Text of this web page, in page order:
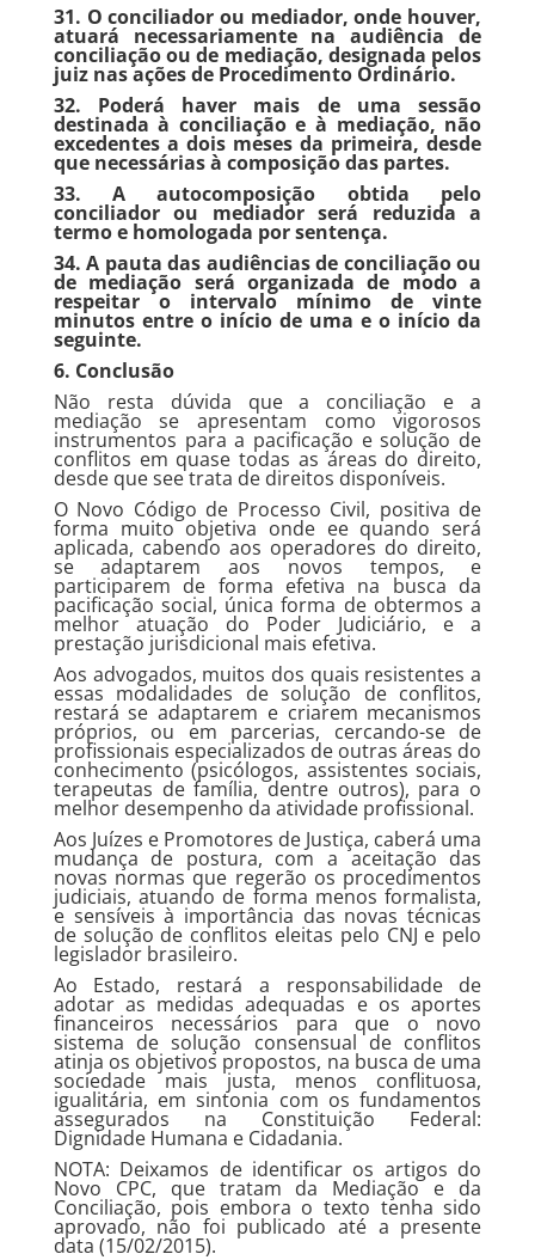
31. O conciliador ou mediador, onde houver,
atuará necessariamente na audiência de
conciliação ou de mediação, designada pelos
juiz nas ações de Procedimento Ordinário.
32. Poderá haver mais de uma sessão
destinada à conciliação e à mediação, não
excedentes a dois meses da primeira, desde
que necessárias à composição das partes.
33. A autocomposição obtida pelo
conciliador ou mediador será reduzida a
termo e homologada por sentença.
34. A pauta das audiências de conciliação ou
de mediação será organizada de modo a
respeitar o intervalo mínimo de vinte
minutos entre o início de uma e o início da
seguinte.
6. Conclusão
Não resta dúvida que a conciliação e a
mediação se apresentam como vigorosos
instrumentos para a pacificação e solução de
conflitos em quase todas as áreas do direito,
desde que see trata de direitos disponíveis.
O Novo Código de Processo Civil, positiva de
forma muito objetiva onde ee quando será
aplicada, cabendo aos operadores do direito,
se adaptarem aos novos tempos, e
participarem de forma efetiva na busca da
pacificação social, única forma de obtermos a
melhor atuação do Poder Judiciário, e a
prestação jurisdicional mais efetiva.
Aos advogados, muitos dos quais resistentes a
essas modalidades de solução de conflitos,
restará se adaptarem e criarem mecanismos
próprios, ou em parcerias, cercando-se de
profissionais especializados de outras áreas do
conhecimento (psicólogos, assistentes sociais,
terapeutas de família, dentre outros), para o
melhor desempenho da atividade profissional.
Aos Juízes e Promotores de Justiça, caberá uma
mudança de postura, com a aceitação das
novas normas que regerão os procedimentos
judiciais, atuando de forma menos formalista,
e sensíveis à importância das novas técnicas
de solução de conflitos eleitas pelo CNJ e pelo
legislador brasileiro.
Ao Estado, restará a responsabilidade de
adotar as medidas adequadas e os aportes
financeiros necessários para que o novo
sistema de solução consensual de conflitos
atinja os objetivos propostos, na busca de uma
sociedade mais justa, menos conflituosa,
igualitária, em sintonia com os fundamentos
assegurados na Constituição Federal:
Dignidade Humana e Cidadania.
NOTA: Deixamos de identificar os artigos do
Novo CPC, que tratam da Mediação e da
Conciliação, pois embora o texto tenha sido
aprovado, não foi publicado até a presente
data (15/02/2015).